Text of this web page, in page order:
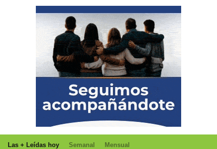
Las + Leídas hoy Semanal Mensual